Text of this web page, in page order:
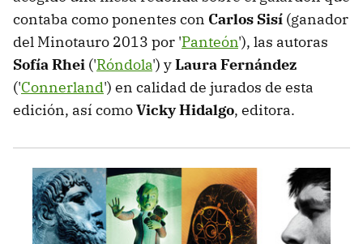
contaba como ponentes con Carlos Sisí (ganador
del Minotauro 2013 por 'Panteón'), las autoras
Sofía Rhei ('Róndola') yLaura Fernández
('Connerland') en calidad de jurados de esta
edición, así comoVicky Hidalgo, editora.